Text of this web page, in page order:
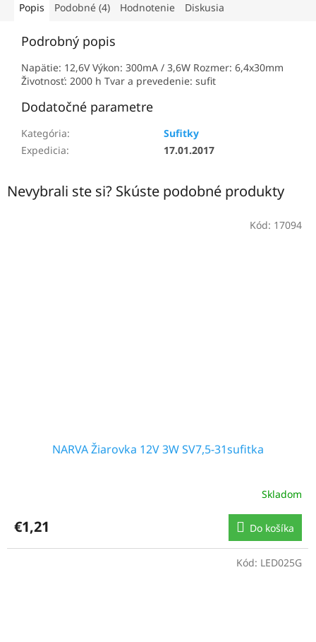
Popis Podobné (4) Hodnotenie Diskusia
Podrobný popis
Napätie: 12,6V Výkon: 300mA / 3,6W Rozmer: 6,4x30mm
Životnosť: 2000 h Tvar a prevedenie: sufit
Dodatočné parametre
Kategória:
Sufitky
Expedicia: 17.01.2017
Nevybrali ste si? Skúste podobné produkty
NARVA Žiarovka 12V 3W SV7,5-31sufitka
Skladom
€1,21 Do košíka
Kód: 17094
Kód: LED025G